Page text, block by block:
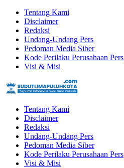
Tentang Kami
Disclaimer
Redaksi
Undang-Undang Pers
Pedoman Media Siber
Kode Perilaku Perusahaan Pers
Visi & Misi
Tentang Kami
Disclaimer
Redaksi
Undang-Undang Pers
Pedoman Media Siber
Kode Perilaku Perusahaan Pers
Visi & Misi